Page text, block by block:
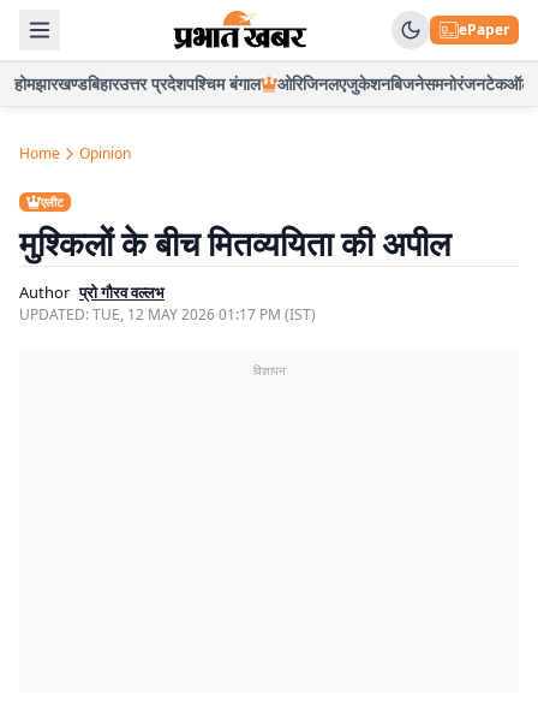
ePaper
होमझारखण्डबिहारउत्तर प्रदेशपश्चिम बंगाल ओरिजिनलएजुकेशनबिजनेसमनोरंजनटेकऑटो
Home Opinion
एलीट
मुश्किलों के बीच मितव्ययिता की अपील
Author प्रो गौरव वल्लभ
UPDATED:TUE, 12 MAY 2026 01:17 PM (IST)
विज्ञापन